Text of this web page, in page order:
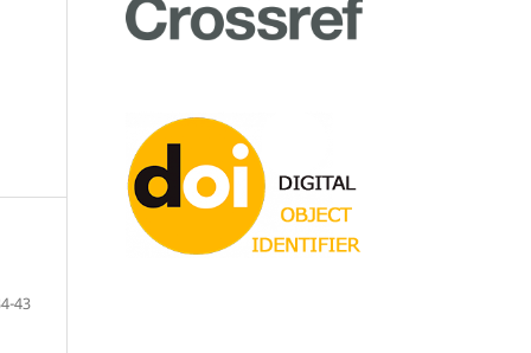
43